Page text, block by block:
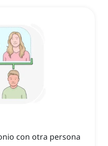
con otra persona